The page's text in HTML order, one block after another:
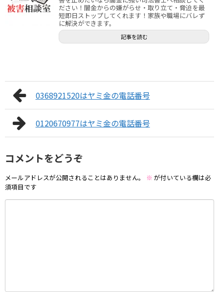
ださい！闇金からの嫌がらせ・取り立て・脅迫を最
短即日ストップしてくれます！家族や職場にバレず
に解決ができます。
記事を読む
0368921520はヤミ金の電話番号
0120670977はヤミ金の電話番号
コメントをどうぞ
メールアドレスが公開されることはありません。 ※ が付いている欄は必
須項目です